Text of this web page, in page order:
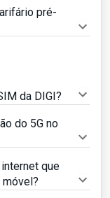
pré-
da DIGI?
do 5G no
que